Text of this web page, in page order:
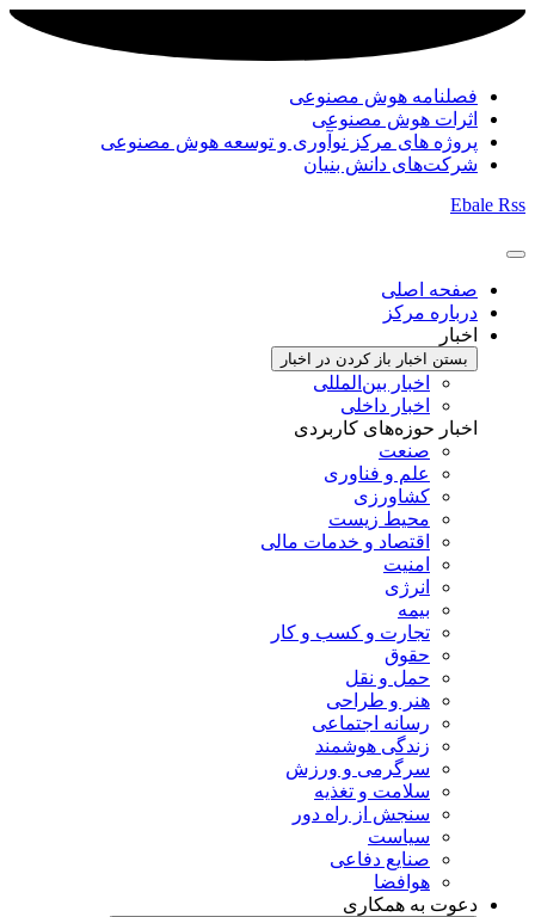
فصلنامه هوش مصنوعی
اثرات هوش مصنوعی
پروژه های مرکز نوآوری و توسعه هوش مصنوعی
شرکت‌های دانش بنیان
Ebale Rss
صفحه اصلی
درباره مرکز
اخبار
بستن اخبار باز کردن در اخبار
اخبار بین‌المللی
اخبار داخلی
اخبار حوزه‌های کاربردی
صنعت
علم و فناوری
کشاورزی
محیط زیست
اقتصاد و خدمات مالی
امنیت
انرژی
بیمه
تجارت و کسب و کار
حقوق
حمل و نقل
هنر و طراحی
رسانه اجتماعی
زندگی هوشمند
سرگرمی و ورزش
سلامت و تغذیه
سنجش از راه دور
سیاست
صنایع دفاعی
هوافضا
دعوت به همکاری